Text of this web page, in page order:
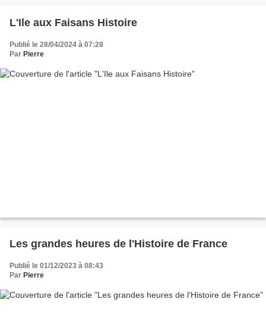
L'Ile aux Faisans Histoire
Publié le 28/04/2024 à 07:28
Par Pierre
Les grandes heures de l'Histoire de France
Publié le 01/12/2023 à 08:43
Par Pierre